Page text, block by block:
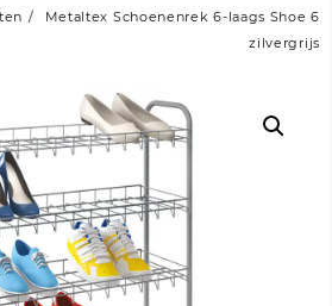
Metaltex Schoenenrek 6-laags Shoe 6
zilvergrijs